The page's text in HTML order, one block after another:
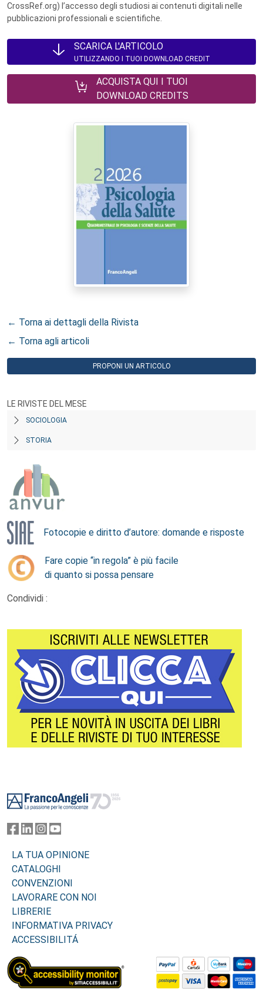
CrossRef.org) l’accesso degli studiosi ai contenuti digitali nelle
pubblicazioni professionali e scientifiche.
SCARICA L'ARTICOLO
UTILIZZANDO I TUOI DOWNLOAD CREDIT
ACQUISTA QUI I TUOI
DOWNLOAD CREDITS
← Torna ai dettagli della Rivista
← Torna agli articoli
PROPONI UN ARTICOLO
LE RIVISTE DEL MESE
SOCIOLOGIA
STORIA
Fotocopie e diritto d’autore: domande e risposte
Fare copie “in regola” è più facile
di quanto si possa pensare
Condividi :
LA TUA OPINIONE
CATALOGHI
CONVENZIONI
LAVORARE CON NOI
LIBRERIE
INFORMATIVA PRIVACY
ACCESSIBILITÁ